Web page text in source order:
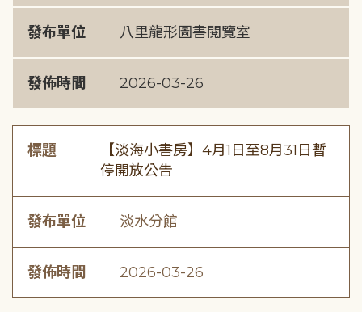
發布單位 八里龍形圖書閱覽室
發佈時間 2026-03-26
標題
【淡海小書房】4月1日至8月31日暫
停開放公告
發布單位 淡水分館
發佈時間 2026-03-26